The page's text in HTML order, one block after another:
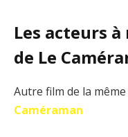
Les acteurs
de Le
Autre film de la
Caméraman